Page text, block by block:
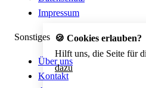
Impressum
Sonstiges
Über uns
Kontakt
🍪 Cookies erlauben?
Hilft uns, die Seite für
dazu